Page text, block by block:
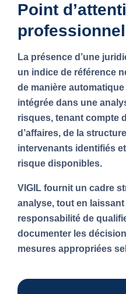
Point
La présence d’une
un indice de référence
de manière
intégrée dans une
risques, tenant compte
d’affaires, de la
intervenants identifiés
risque disponibles.
VIGIL fournit un cadre
analyse, tout en
responsabilité de
documenter les
mesures appropriées